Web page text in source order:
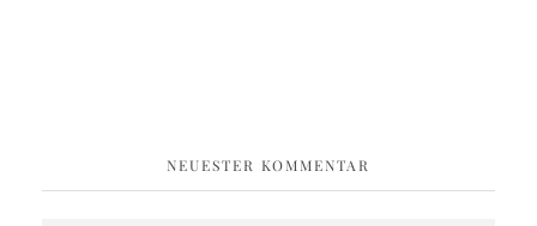
NEUESTER KOMMENTAR